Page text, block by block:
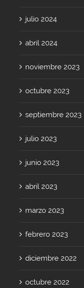
julio 2024
abril 2024
noviembre 2023
octubre 2023
septiembre 2023
julio 2023
junio 2023
abril 2023
marzo 2023
febrero 2023
diciembre 2022
octubre 2022